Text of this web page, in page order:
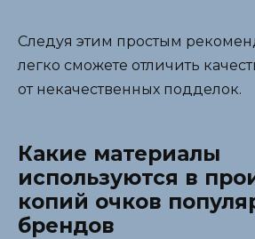
Следуя этим простым
легко сможете отличить
от некачественных подделок.
Какие материалы
используются в
копий очков
брендов